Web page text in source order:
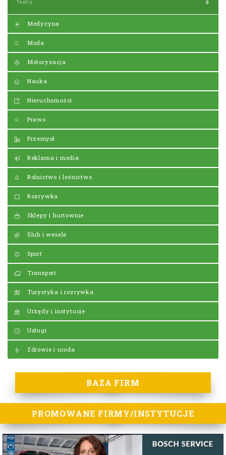
Teatry 0
Medycyna
Moda
Motoryzacja
Nauka
Nieruchomości
Prawo
Przemysł
Reklama i media
Rolnictwo i leśnictwo
Rozrywka
Sklepy i hurtownie
Ślub i wesele
Sport
Transport
Turystyka i rozrywka
Urzędy i instytucje
Usługi
Zdrowie i uroda
BAZA FIRM
PROMOWANE FIRMY/INSTYTUCJE